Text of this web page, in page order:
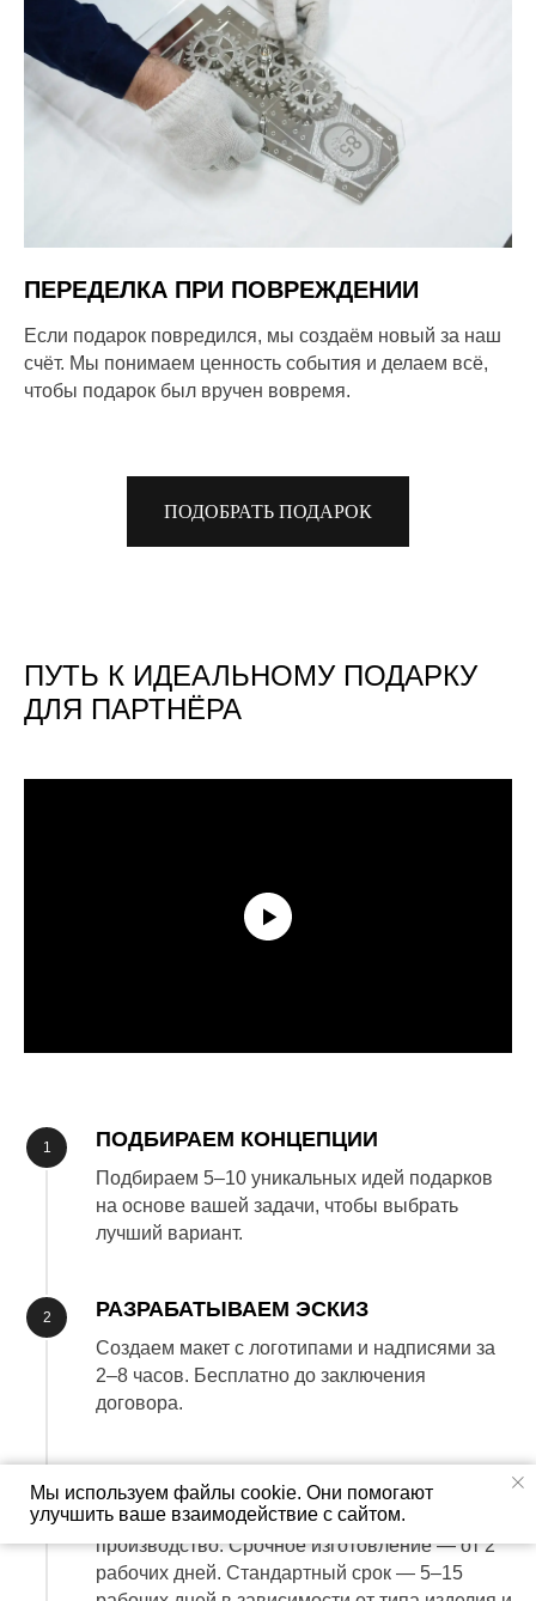
ПЕРЕДЕЛКА ПРИ ПОВРЕЖДЕНИИ
Если подарок повредился, мы создаём новый за наш
счёт. Мы понимаем ценность события и делаем всё,
чтобы подарок был вручен вовремя.
ПОДОБРАТЬ ПОДАРОК
ПУТЬ К ИДЕАЛЬНОМУ ПОДАРКУ
ДЛЯ ПАРТНЁРА
ПОДБИРАЕМ КОНЦЕПЦИИ
Подбираем 5–10 уникальных идей подарков
на основе вашей задачи, чтобы выбрать
лучший вариант.
РАЗРАБАТЫВАЕМ ЭСКИЗ
Создаем макет с логотипами и надписями за
2–8 часов. Бесплатно до заключения
договора.
ИЗГОТАВЛИВАЕМ ОТ 2 ДНЕЙ
После утверждения макета запускаем в
производство. Срочное изготовление — от 2
рабочих дней. Стандартный срок — 5–15
Мы используем файлы cookie. Они помогают
улучшить ваше взаимодействие с сайтом.